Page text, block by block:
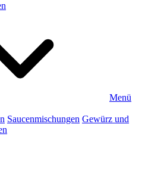
Menü
Saucenmischungen Gewürz und